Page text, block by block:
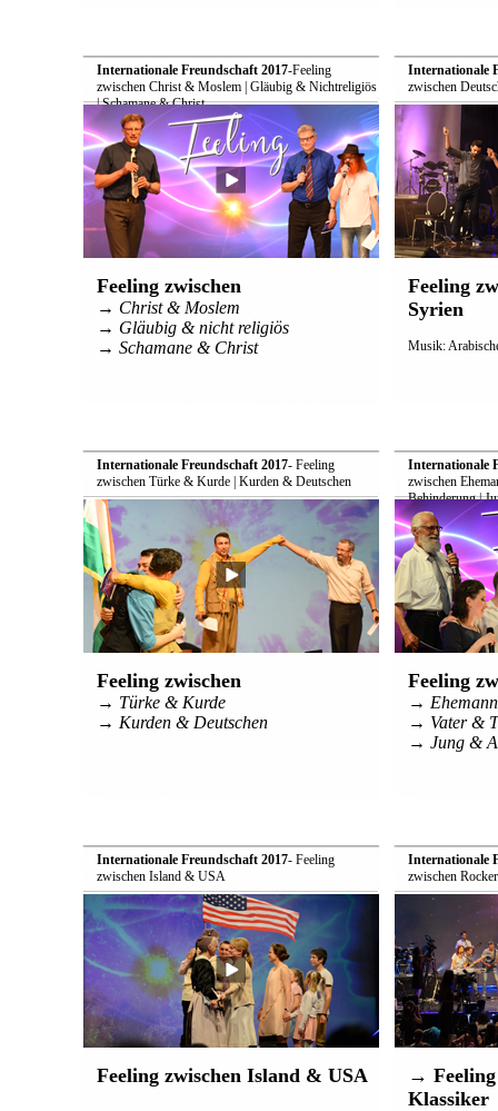
Internationale Freundschaft 2017-Feeling
zwischen Christ & Moslem | Gläubig & Nichtreligiös
| Schamane & Christ
Feeling zwischen
→ Christ & Moslem
→ Gläubig & nicht religiös
→ Schamane & Christ
Internationale
zwischen
Feeling
Syrien
Musik:
Internationale Freundschaft 2017- Feeling
zwischen Türke & Kurde | Kurden & Deutschen
Feeling zwischen
→ Türke & Kurde
→ Kurden & Deutschen
Internationale
zwischen
Behinderung |
Feeling
→
→ Vater &
→ Jung &
Internationale Freundschaft 2017- Feeling
zwischen Island & USA
Feeling zwischen Island & USA
Internationale
zwischen
→
Klassiker